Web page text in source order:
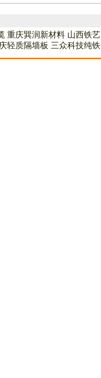
重庆巽润新材料 山西铁艺
轻质隔墙板 三众科技纯铁